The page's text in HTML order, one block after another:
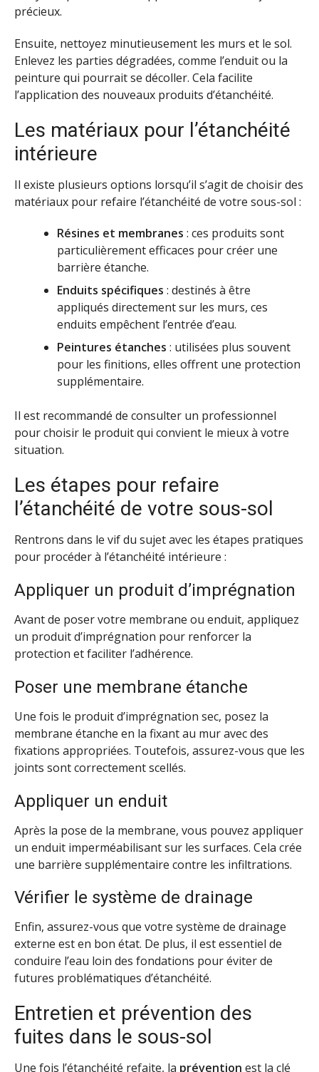
précieux.
Ensuite, nettoyez minutieusement les murs et le sol.
Enlevez les parties dégradées, comme l’enduit ou la
peinture qui pourrait se décoller. Cela facilite
l’application des nouveaux produits d’étanchéité.
Les matériaux pour l’étanchéité
intérieure
Il existe plusieurs options lorsqu’il s’agit de choisir des
matériaux pour refaire l’étanchéité de votre sous-sol :
Résines et membranes : ces produits sont
particulièrement efficaces pour créer une
barrière étanche.
Enduits spécifiques : destinés à être
appliqués directement sur les murs, ces
enduits empêchent l’entrée d’eau.
Peintures étanches : utilisées plus souvent
pour les finitions, elles offrent une protection
supplémentaire.
Il est recommandé de consulter un professionnel
pour choisir le produit qui convient le mieux à votre
situation.
Les étapes pour refaire
l’étanchéité de votre sous-sol
Rentrons dans le vif du sujet avec les étapes pratiques
pour procéder à l’étanchéité intérieure :
Appliquer un produit d’imprégnation
Avant de poser votre membrane ou enduit, appliquez
un produit d’imprégnation pour renforcer la
protection et faciliter l’adhérence.
Poser une membrane étanche
Une fois le produit d’imprégnation sec, posez la
membrane étanche en la fixant au mur avec des
fixations appropriées. Toutefois, assurez-vous que les
joints sont correctement scellés.
Appliquer un enduit
Après la pose de la membrane, vous pouvez appliquer
un enduit imperméabilisant sur les surfaces. Cela crée
une barrière supplémentaire contre les infiltrations.
Vérifier le système de drainage
Enfin, assurez-vous que votre système de drainage
externe est en bon état. De plus, il est essentiel de
conduire l’eau loin des fondations pour éviter de
futures problématiques d’étanchéité.
Entretien et prévention des
fuites dans le sous-sol
Une fois l’étanchéité refaite, la prévention est la clé